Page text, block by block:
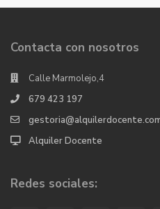
Contacta con nosotros
Calle Marmolejo,4
679 423 197
Alquiler Docente
Redes sociales: